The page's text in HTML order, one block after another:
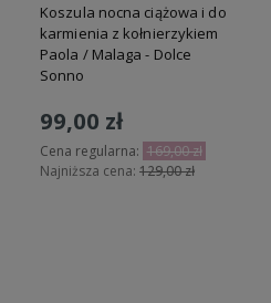
Koszula nocna ciążowa i do
karmienia z kołnierzykiem
Paola / Malaga - Dolce
Sonno
99,00 zł
Cena regularna: 169,00 zł
Najniższa cena: 129,00 zł